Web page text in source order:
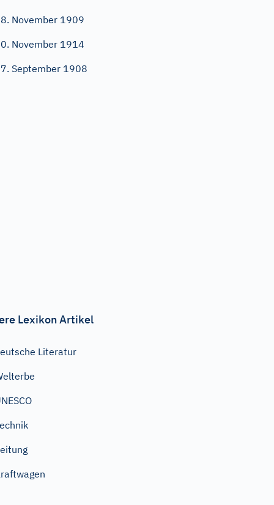
November 1909
November 1914
September 1908
Lexikon Artikel
Literatur